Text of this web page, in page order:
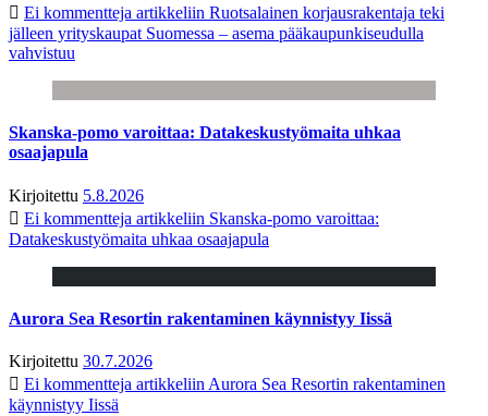
Ei kommentteja artikkeliin Ruotsalainen korjausrakentaja teki
jälleen yrityskaupat Suomessa – asema pääkaupunkiseudulla
vahvistuu
Skanska-pomo varoittaa: Datakeskustyömaita uhkaa
osaajapula
Kirjoitettu 5.8.2026
Ei kommentteja artikkeliin Skanska-pomo varoittaa:
Datakeskustyömaita uhkaa osaajapula
Aurora Sea Resortin rakentaminen käynnistyy Iissä
Kirjoitettu 30.7.2026
Ei kommentteja artikkeliin Aurora Sea Resortin rakentaminen
käynnistyy Iissä